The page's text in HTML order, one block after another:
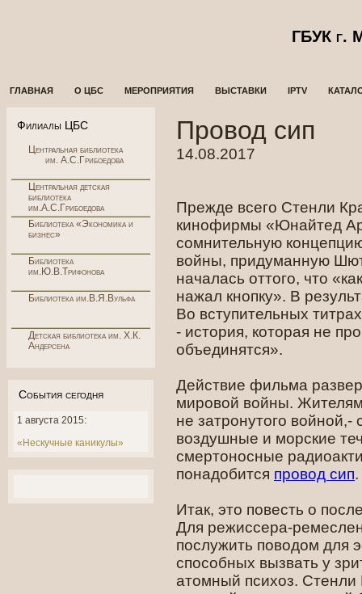
ГБУК г.
ГЛАВНАЯ О ЦБС МЕРОПРИЯТИЯ ВЫСТАВКИ IPTV
Филиалы ЦБС
Центральная библиотека
им. А.С.Грибоедова
Центральная детская
библиотека
им.А.С.Грибоедова
Библиотека «Экономика и
бизнес»
Библиотека
им.Ю.В.Трифонова
Библиотека им.В.Я.Вульфа
Детская библиотека им. Х.К.
Андерсена
События сегодня
1 августа 2015:
«Нескучные каникулы»
Провод сип
14.08.2017
Прежде всего Стенли
кинофирмы «Юнайтед
сомнительную
войны, придуманную
началась оттого, что
нажал кнопку». В
Во вступительных
- история, которая не
объединятся».
Действие фильма
мировой войны.
не затронутого
воздушные и морские
смертоносные
понадобится провод сип.
Итак, это повесть о
Для режиссера-
послужить поводом для
способных вызвать у
атомный психоз. Стенли